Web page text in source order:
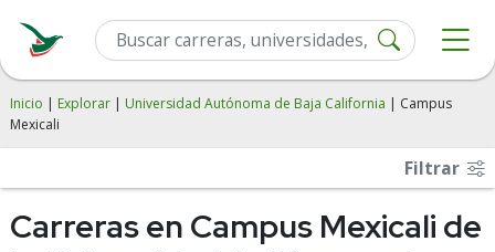
Inicio | Explorar | Universidad Autónoma de Baja California | Campus
Mexicali
Filtrar
Carreras en Campus Mexicali de